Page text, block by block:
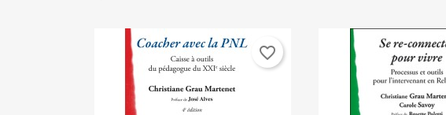
favorite_border